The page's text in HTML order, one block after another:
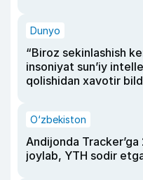
Dunyo
“Biroz sekinlashish
insoniyat sun’iy
qolishidan xavotir
O‘zbekiston
Andijonda Tracker’ga
joylab, YTH sodir